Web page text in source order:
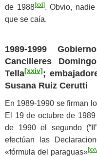
de 1988[xxi]. Obvio,
que se caía.
1989-1999
Cancilleres
Tella[xxiv] ;
Susana Ruiz Cerutti
En 1989-1990 se firman
El 19 de octubre de
de 1990 el segundo
efectúan las
«fórmula del paraguas»